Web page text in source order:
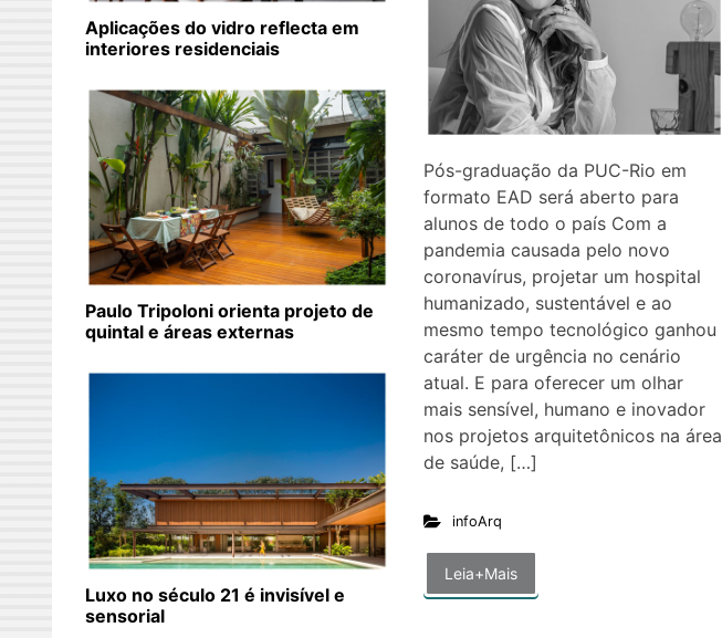
Pós-graduação da PUC-Rio em
formato EAD será aberto para
alunos de todo o país Com a
pandemia causada pelo novo
coronavírus, projetar um hospital
humanizado, sustentável e ao
mesmo tempo tecnológico ganhou
caráter de urgência no cenário
atual. E para oferecer um olhar
mais sensível, humano e inovador
nos projetos arquitetônicos na área
de saúde, […]
infoArq
Leia+Mais
Aplicações do vidro reflecta em
interiores residenciais
Paulo Tripoloni orienta projeto de
quintal e áreas externas
Luxo no século 21 é invisível e
sensorial